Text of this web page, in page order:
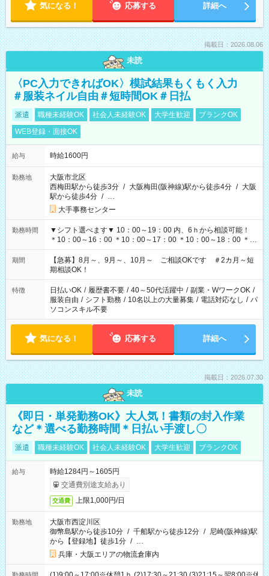
気になる！ 応募する 詳細へ
掲載日：2026.08.06
未読
〈PC入力できればOK〉模試結果もくもく入力
＃服装ネイル自由＃短時間OK＃日払
派遣 職種未経験OK 社会人未経験OK 大学生歓迎
ブランクOK
WEB登録・面接OK
給与 時給1600円
勤務地
大阪市北区
西梅田駅から徒歩3分 / 大阪梅田(阪神線)駅から徒歩4分 / 大阪
駅から徒歩4分 / …
大手事務センター
勤務時間
▼シフト選べます▼ 10：00～19：00 内、6ｈから相談可能！
＊10：00～16：00 ＊10：00～17：00 ＊10：00～18：00 ＊
11：00～19：00 ＊12：00～19：00 ＊13：00～19：00
期間
【急募】8月～、9月～、10月～ ご相談OKです ＃2カ月～短
期相談OK！
特徴 日払いOK / 履歴書不要 / 40～50代活躍中 / 副業・WワークOK /
服装自由 / シフト勤務 / 10名以上の大量募集 / 電話対応なし / パ
ソコンスキル不要
気になる！ 応募する 詳細へ
掲載日：2026.07.30
未読
《即日・単発勤務OK》大人気！書類の封入作業
など＊選べる勤務時間＊日払い手渡し〇
派遣 職種未経験OK 社会人未経験OK 大学生歓迎 ブランクOK
給与
時給1284円～1605円
交通費別途支給あり
交通費 上限1,000円/日
勤務地
大阪市西淀川区
御幣島駅から徒歩10分 / 千船駅から徒歩12分 / 尼崎(阪神線)駅
から【登録地】徒歩1分 / …
兵庫・大阪エリアの物流倉庫内